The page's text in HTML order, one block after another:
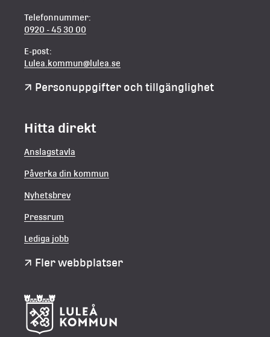
Telefonnummer:
0920 - 45 30 00
E-post:
Lulea.kommun@lulea.se
Personuppgifter och tillgänglighet
Hitta direkt
Anslagstavla
Påverka din kommun
Nyhetsbrev
Pressrum
Lediga jobb
Fler webbplatser